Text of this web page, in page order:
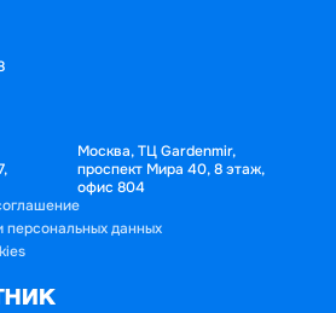
Москва, ТЦ Gardenmir,
проспект Мира 40, 8 этаж,
офис 804
персональных данных